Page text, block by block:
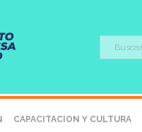
CAPACITACION Y CULTURA